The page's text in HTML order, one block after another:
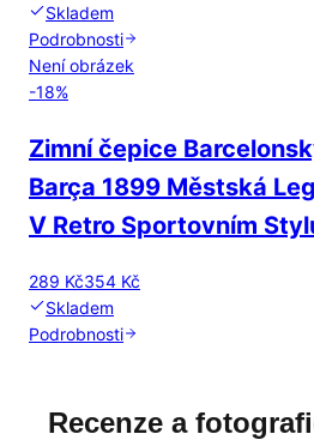
Skladem
Podrobnosti
Není obrázek
-18%
Zimní čepice
Barça 1899 Městská
V Retro Sportovním
289 Kč354 Kč
Skladem
Podrobnosti
Recenze a